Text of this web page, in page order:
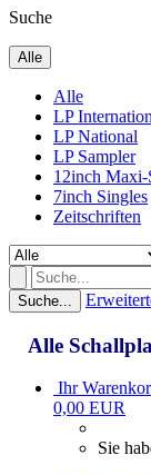
Suche
Alle
Alle
LP
LP National
LP Sampler
12inch Maxi-
7inch Singles
Zeitschriften
Suche...
Alle
Ihr
0,00 EUR
Sie